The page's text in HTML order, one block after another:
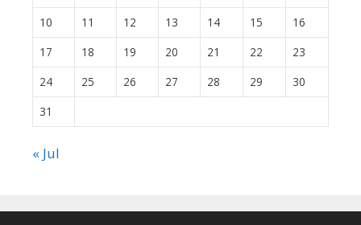
10
11 12 13 14 15
16
17
18 19 20 21 22
23
24
25 26 27 28 29
30
31
« Jul